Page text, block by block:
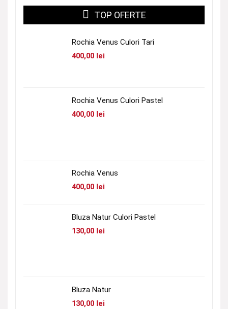
TOP OFERTE
Rochia Venus Culori Tari
400,00 lei
Rochia Venus Culori Pastel
400,00 lei
Rochia Venus
400,00 lei
Bluza Natur Culori Pastel
130,00 lei
Bluza Natur
130,00 lei